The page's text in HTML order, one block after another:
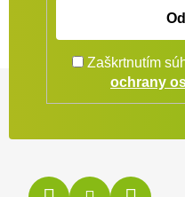
Zaškrtnutím
ochrany